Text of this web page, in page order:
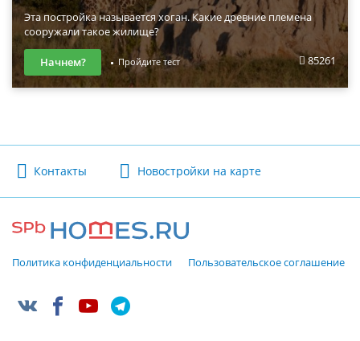
Эта постройка называется хоган. Какие древние племена
сооружали такое жилище?
85261
Начнем? Пройдите тест
Контакты Новостройки на карте
Политика конфиденциальности Пользовательское соглашение